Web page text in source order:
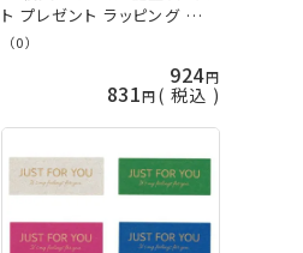
ト プレゼント ラッピング 手
芸の山久
（0）
924
831 税込